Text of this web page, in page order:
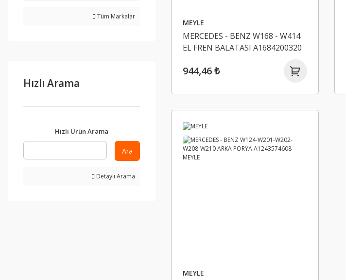
Tüm Markalar
Hızlı Arama
Hızlı Ürün Arama
Ara
Detaylı Arama
MEYLE
MERCEDES - BENZ W168 - W414
EL FREN BALATASI A1684200320
944,46 ₺
MEYLE